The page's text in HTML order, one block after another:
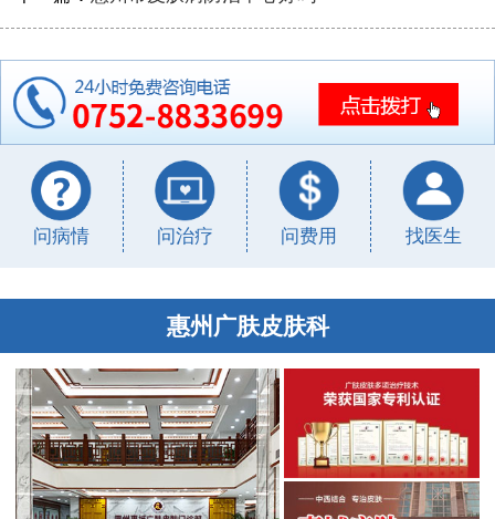
问病情 问治疗 问费用 找医生
惠州广肤皮肤科